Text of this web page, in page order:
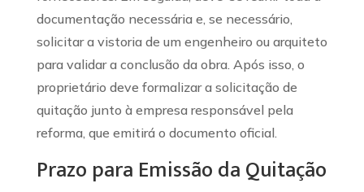
documentação necessária e, se necessário,
solicitar a vistoria de um engenheiro ou arquiteto
para validar a conclusão da obra. Após isso, o
proprietário deve formalizar a solicitação de
quitação junto à empresa responsável pela
reforma, que emitirá o documento oficial.
Prazo para Emissão da Quitação